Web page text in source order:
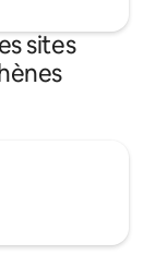
sites